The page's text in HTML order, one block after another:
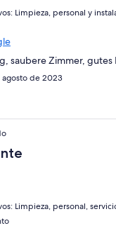
Limpieza, personal y
saubere Zimmer,
agosto de 2023
Limpieza, personal,